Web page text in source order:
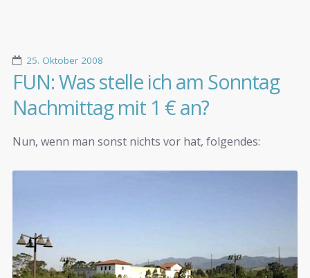
25. Oktober 2008
FUN: Was stelle ich am Sonntag
Nachmittag mit 1 € an?
Nun, wenn man sonst nichts vor hat, folgendes: